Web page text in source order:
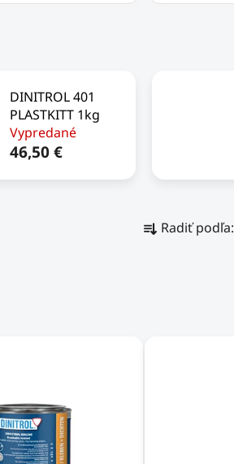
DINITROL 401
PLASTKITT 1kg
Vypredané
46,50 €
a Radiť podľa: